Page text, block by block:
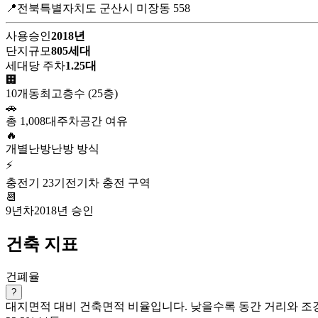
📍전북특별자치도 군산시 미장동 558
사용승인2018년
단지규모805세대
세대당 주차1.25대
🏢
10개동최고층수 (25층)
🚗
총 1,008대 주차공간 여유
🔥
개별난방난방 방식
⚡
충전기 23기 전기차 충전 구역
📆
9년차2018년 승인
건축 지표
건폐율
?
대지면적 대비 건축면적 비율입니다. 낮을수록 동간 거리와 조